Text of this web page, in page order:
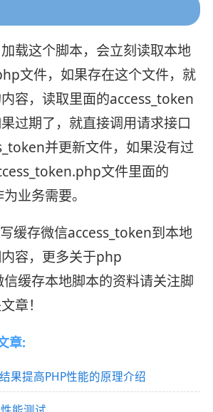
载这个脚本，会立刻读取本地
文件，如果存在这个文件，就
容，读取里面的access_token
过期了，就直接调用请求接口
并更新文件，如果没有过
文件里面的
业务需要。
缓存微信access_token到本地
容，更多关于php
缓存本地脚本的资料请关注脚
章！
章:
果提高PHP性能的原理介绍